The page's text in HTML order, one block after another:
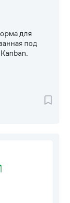
для
под